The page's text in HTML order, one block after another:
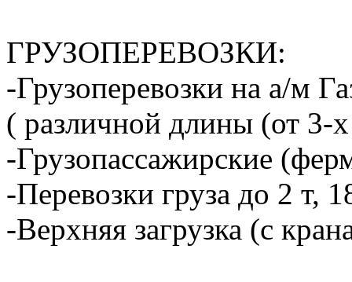
ГРУЗОПЕРЕВОЗКИ:
-Грузоперевозки на а/м
( различной длины (от 3-
-Грузопассажирские
-Перевозки груза до 2 т,
-Верхняя загрузка (с